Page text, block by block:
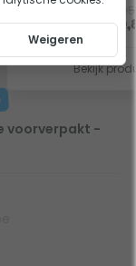
Bekijk
voorverpakt -
Weigeren